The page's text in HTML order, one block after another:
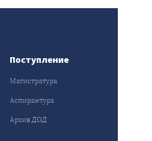
Поступление
Магистратура
Аспирантура
Архив ДОД